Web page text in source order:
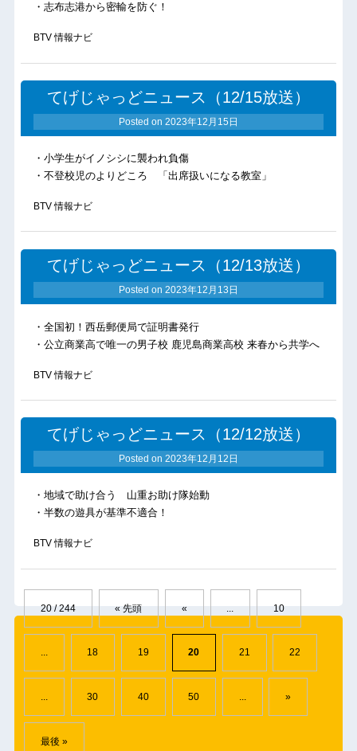
・志布志港から密輸を防ぐ！
BTV 情報ナビ
てげじゃっどニュース（12/15放送）
Posted on 2023年12月15日
・小学生がイノシシに襲われ負傷
・不登校児のよりどころ 「出席扱いになる教室」
BTV 情報ナビ
てげじゃっどニュース（12/13放送）
Posted on 2023年12月13日
・全国初！西岳郵便局で証明書発行
・公立商業高で唯一の男子校 鹿児島商業高校 来春から共学へ
BTV 情報ナビ
てげじゃっどニュース（12/12放送）
Posted on 2023年12月12日
・地域で助け合う 山重お助け隊始動
・半数の遊具が基準不適合！
BTV 情報ナビ
20 / 244 « 先頭 « 10
... 18 19 20 21 22
... 30 40 50 ... »
最後 »